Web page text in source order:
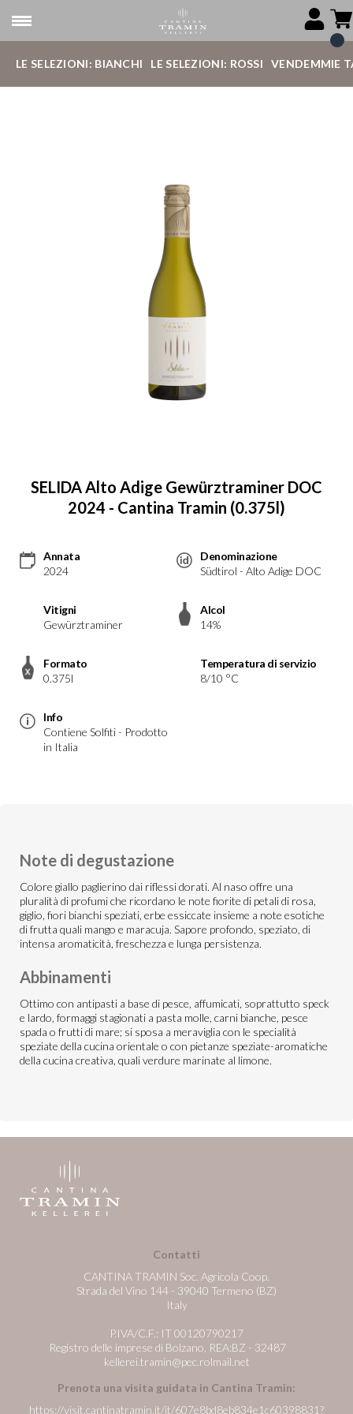
LE SELEZIONI: BIANCHI LE SELEZIONI: ROSSI VENDEMMIE
SELIDA Alto Adige Gewürztraminer DOC
2024 - Cantina Tramin (0.375l)
Annata
2024
Denominazione
Südtirol - Alto Adige DOC
Vitigni
Gewürztraminer
Alcol
14%
Formato
0.375l
Temperatura di servizio
8/10 °C
Info
Contiene Solfiti - Prodotto
in Italia
Note di degustazione
Colore giallo paglierino dai riflessi dorati. Al naso offre una
pluralità di profumi che ricordano le note fiorite di petali di rosa,
giglio, fiori bianchi speziati, erbe essiccate insieme a note esotiche
di frutta quali mango e maracuja. Sapore profondo, speziato, di
intensa aromaticità, freschezza e lunga persistenza.
Abbinamenti
Ottimo con antipasti a base di pesce, affumicati, soprattutto speck
e lardo, formaggi stagionati a pasta molle, carni bianche, pesce
spada o frutti di mare; si sposa a meraviglia con le specialità
speziate della cucina orientale o con pietanze speziate-aromatiche
della cucina creativa, quali verdure marinate al limone.
Contatti
CANTINA TRAMIN Soc. Agricola Coop.
Strada del Vino 144 - 39040 Termeno (BZ)
Italy
P.IVA/C.F.: IT 00120790217
Registro delle imprese di Bolzano, REA:BZ - 32487
kellerei.tramin@pec.rolmail.net
Prenota una visita guidata in Cantina Tramin:
https://visit.cantinatramin.it/it/607e8bd8eb834e1c60398831?